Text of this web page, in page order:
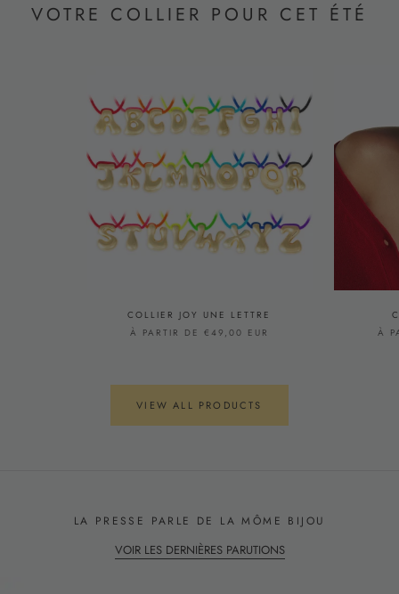
VOTRE COLLIER POUR CET ÉTÉ
COLLIER JOY UNE LETTRE
À PARTIR DE €49,00 EUR
À
VIEW ALL PRODUCTS
LA PRESSE PARLE DE LA MÔME BIJOU
VOIR LES DERNIÈRES PARUTIONS